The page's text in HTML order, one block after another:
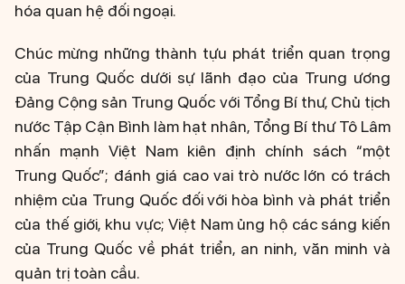
hóa quan hệ đối ngoại.
Chúc mừng những thành tựu phát triển quan trọng
của Trung Quốc dưới sự lãnh đạo của Trung ương
Đảng Cộng sản Trung Quốc với Tổng Bí thư, Chủ tịch
nước Tập Cận Bình làm hạt nhân, Tổng Bí thư Tô Lâm
nhấn mạnh Việt Nam kiên định chính sách “một
Trung Quốc”; đánh giá cao vai trò nước lớn có trách
nhiệm của Trung Quốc đối với hòa bình và phát triển
của thế giới, khu vực; Việt Nam ủng hộ các sáng kiến
của Trung Quốc về phát triển, an ninh, văn minh và
quản trị toàn cầu.